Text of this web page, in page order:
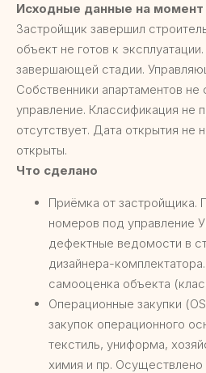
Исходные данные на момент
Застройщик завершил
объект не готов к
завершающей стадии.
Собственники апартаментов
управление. Классификация не
отсутствует. Дата открытия не
открыты.
Что сделано
Приёмка от застройщика.
номеров под управление
дефектные ведомости в
дизайнера-
самооценка объекта
Операционные закупки
закупок операционного
текстиль, униформа,
химия и пр.